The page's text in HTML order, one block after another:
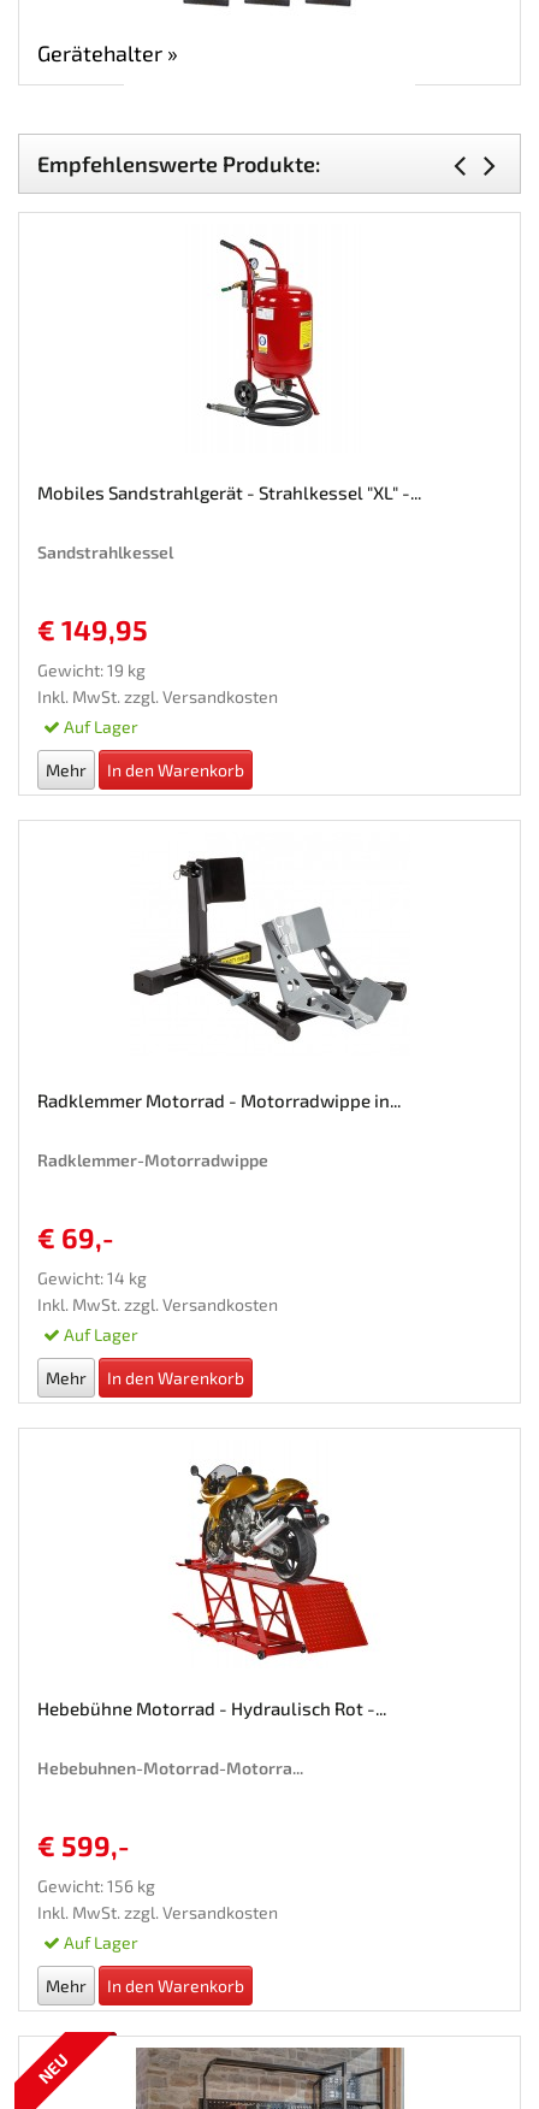
Gerätehalter »
Empfehlenswerte Produkte:
Mobiles Sandstrahlgerät - Strahlkessel "XL" -...
Sandstrahlkessel
€ 149,95
Gewicht: 19 kg
Inkl. MwSt. zzgl. Versandkosten
Auf Lager
Mehr In den Warenkorb
Radklemmer Motorrad - Motorradwippe in...
Radklemmer-Motorradwippe
€ 69,-
Gewicht: 14 kg
Inkl. MwSt. zzgl. Versandkosten
Auf Lager
Mehr In den Warenkorb
Hebebühne Motorrad - Hydraulisch Rot -...
Hebebuhnen-Motorrad-Motorra...
€ 599,-
Gewicht: 156 kg
Inkl. MwSt. zzgl. Versandkosten
Auf Lager
Mehr In den Warenkorb
NEU